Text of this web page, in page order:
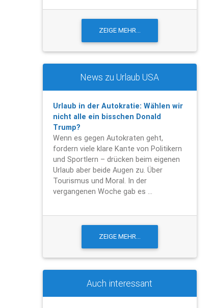
News zu Urlaub USA
Urlaub in der Autokratie: Wählen wir
nicht alle ein bisschen Donald
Trump?
Wenn es gegen Autokraten geht,
fordern viele klare Kante von Politikern
und Sportlern – drücken beim eigenen
Urlaub aber beide Augen zu. Über
Tourismus und Moral. In der
vergangenen Woche gab es ...
Auch interessant